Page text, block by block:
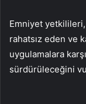
Emniyet
rahatsız eden ve
uygulamalara
sürdürüleceğini